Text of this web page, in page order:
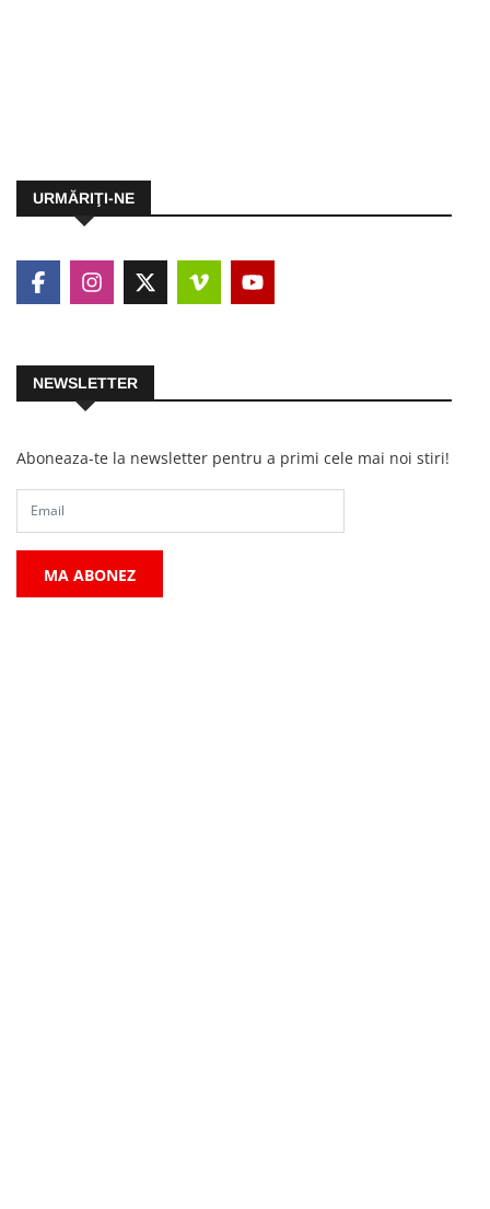
URMĂRIŢI-NE
NEWSLETTER
Aboneaza-te la newsletter pentru a primi cele mai noi stiri!
MA ABONEZ